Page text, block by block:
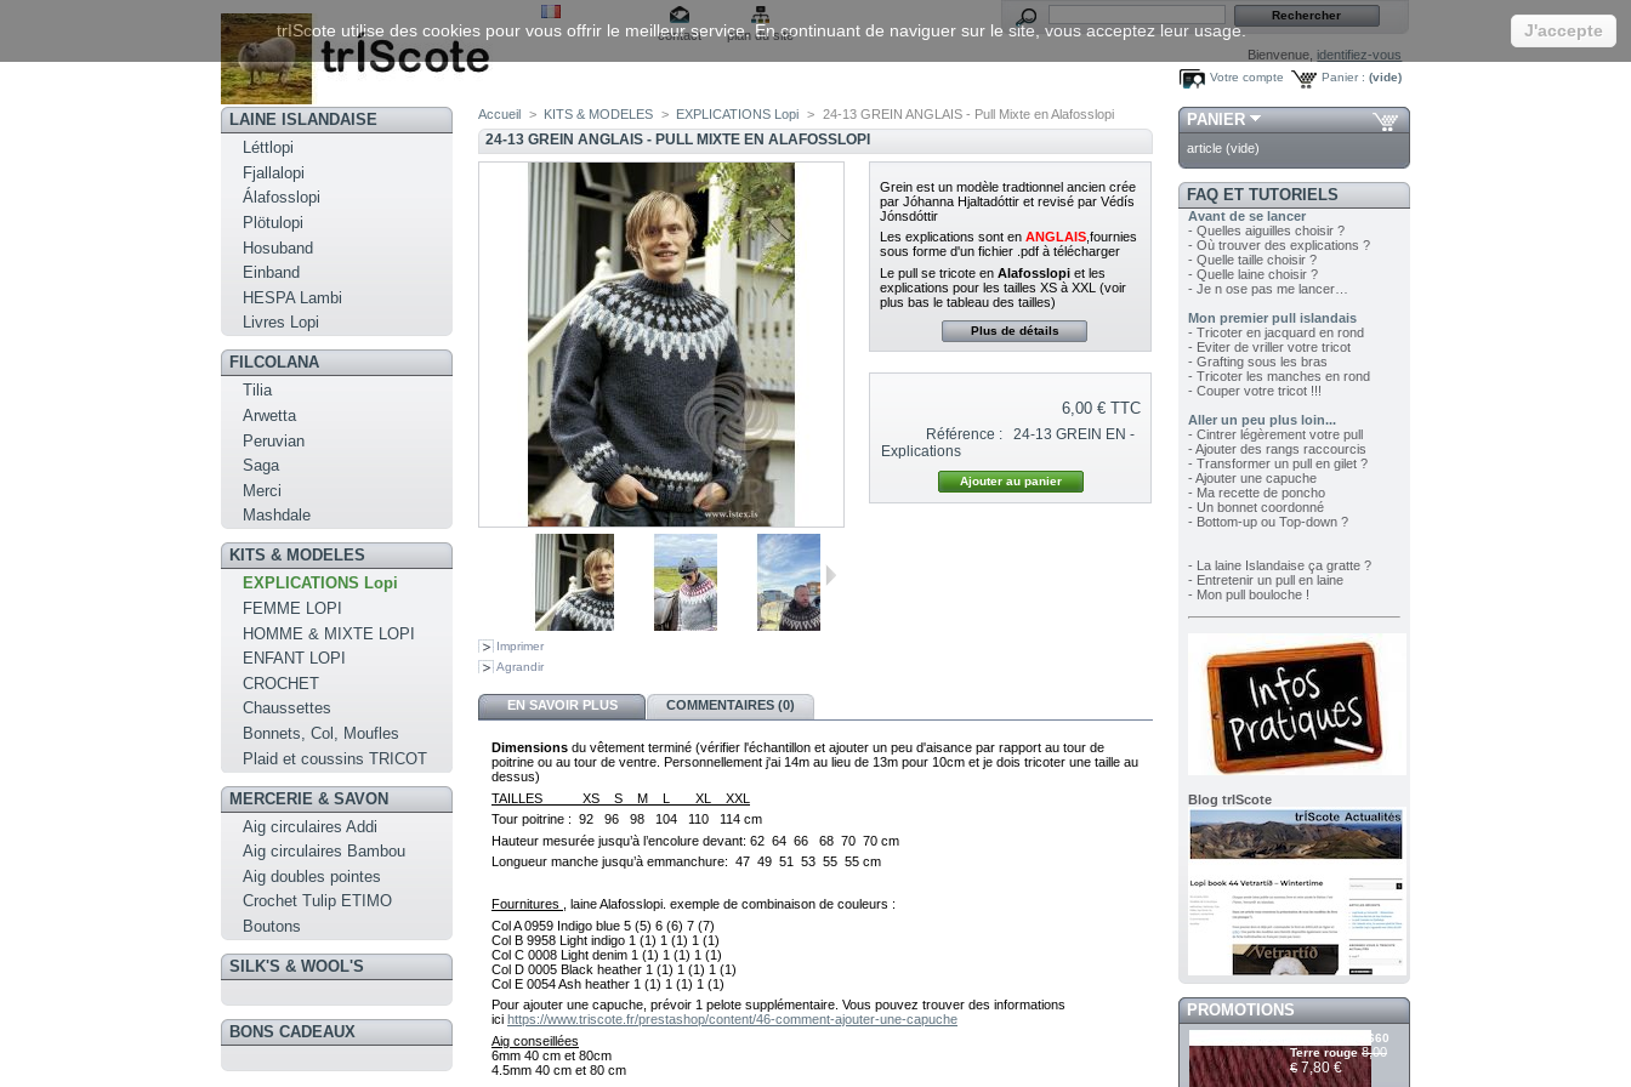
contact
plan du site
Bienvenue, identifiez-vous
Panier : (vide)
Votre compte
LAINE ISLANDAISE
Léttlopi
Fjallalopi
Álafosslopi
Plötulopi
Hosuband
Einband
HESPA Lambi
Livres Lopi
FILCOLANA
Tilia
Arwetta
Peruvian
Saga
Merci
Mashdale
KITS & MODELES
EXPLICATIONS Lopi
FEMME LOPI
HOMME & MIXTE LOPI
ENFANT LOPI
CROCHET
Chaussettes
Bonnets, Col, Moufles
Plaid et coussins TRICOT
MERCERIE & SAVON
Aig circulaires Addi
Aig circulaires Bambou
Aig doubles pointes
Crochet Tulip ETIMO
Boutons
SILK'S & WOOL'S
BONS CADEAUX
Accueil > KITS & MODELES > EXPLICATIONS Lopi > 24-13 GREIN ANGLAIS - Pull Mixte en Alafosslopi
24-13 GREIN ANGLAIS - PULL MIXTE EN ALAFOSSLOPI
Imprimer
Agrandir
Grein est un modèle tradtionnel ancien crée
par Jóhanna Hjaltadóttir et revisé par Védís
Jónsdóttir
Les explications sont en ANGLAIS,fournies
sous forme d'un fichier .pdf à télécharger
Le pull se tricote en Alafosslopiet les
explications pour les tailles XS à XXL (voir
plus bas le tableau des tailles)
Plus de détails
6,00 €TTC
Référence :
24-13 GREIN EN -
Explications
EN SAVOIR PLUS COMMENTAIRES (0)
Dimensions du vêtement terminé (vérifier l'échantillon et ajouter un peu d'aisance par rapport au tour de
poitrine ou au tour de ventre. Personnellement j'ai 14m au lieu de 13m pour 10cm et je dois tricoter une taille au
dessus)
TAILLES XS S M L XL XXL
Tour poitrine : 92 96 98 104 110 114 cm
Hauteur mesurée jusqu’à l’encolure devant: 62 64 66 68 70 70 cm
Longueur manche jusqu’à emmanchure: 47 49 51 53 55 55 cm
Fournitures ,
laine Alafosslopi. exemple de combinaison de couleurs :
Col A 0959 Indigo blue 5 (5) 6 (6) 7 (7)
Col B 9958 Light indigo 1 (1) 1 (1) 1 (1)
Col C 0008 Light denim 1 (1) 1 (1) 1 (1)
Col D 0005 Black heather 1 (1) 1 (1) 1 (1)
Col E 0054Ash heather 1 (1) 1 (1) 1 (1)
Pour ajouter une capuche, prévoir 1 pelote supplémentaire. Vous pouvez trouver des informations
ici https://www.triscote.fr/prestashop/content/46-comment-ajouter-une-capuche
Aig conseillées
6mm 40 cm et 80cm
4.5mm 40 cm et 80 cm
PANIER
article (vide)
FAQ ET TUTORIELS
Avant de se lancer
- Quelles aiguilles choisir ?
- Où trouver des explications ?
- Quelle taille choisir ?
- Quelle laine choisir ?
- Je n ose pas me lancer…
Mon premier pull islandais
- Tricoter en jacquard en rond
- Eviter de vriller votre tricot
- Grafting sous les bras
- Tricoter les manches en rond
- Couper votre tricot !!!
Aller un peu plus loin...
- Cintrer légèrement votre pull
- Ajouter des rangs raccourcis
- Transformer un pull en gilet ?
- Ajouter une capuche
- Ma recette de poncho
- Un bonnet coordonné
- Bottom-up ou Top-down ?
- La laine Islandaise ça gratte ?
- Entretenir un pull en laine
- Mon pull bouloche !
Blog trIScote
PROMOTIONS
Álafosslopi 2660
Terre rouge 8,00
€ 7,80 €
trIScote utilise des cookies pour vous offrir le meilleur service. En continuant de naviguer sur le site, vous acceptez leur usage. J'accepte